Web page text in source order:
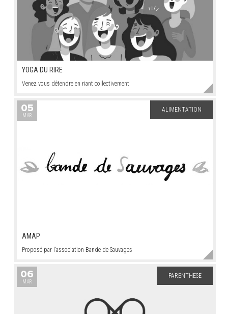
YOGA DU RIRE
Venez vous détendre en riant collectivement
AMAP
Proposé par l’association Bande de Sauvages
05
MAR
ALIMENTATION
06
MAR
PARENTHESE